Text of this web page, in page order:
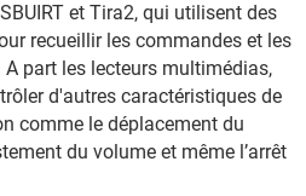
et Tira2, qui utilisent des
recueillir les commandes et les
part les lecteurs multimédias,
d'autres caractéristiques de
comme le déplacement du
du volume et même l’arrêt